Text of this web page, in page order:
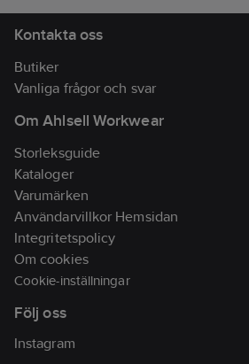
glasfiberskaft
gummihandtag.
glasfiberhandtag
elektrisk isolering
stål, lättare än
aluminium och
flexibla som
hickory.
Kontakta oss
Butiker
Vanliga frågor och svar
Om Ahlsell Workwear
Storleksguide
Kataloger
Varumärken
Användarvillkor Hemsidan
Integritetspolicy
Om cookies
Cookie-inställningar
Följ oss
Instagram